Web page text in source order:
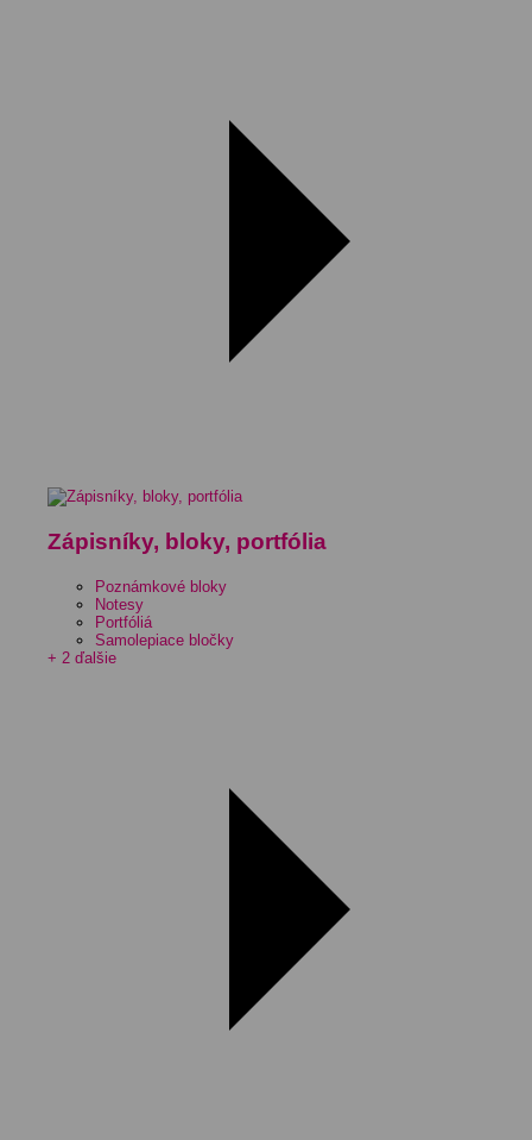
Zápisníky, bloky, portfólia
Poznámkové bloky
Notesy
Portfóliá
Samolepiace bločky
+ 2 ďalšie